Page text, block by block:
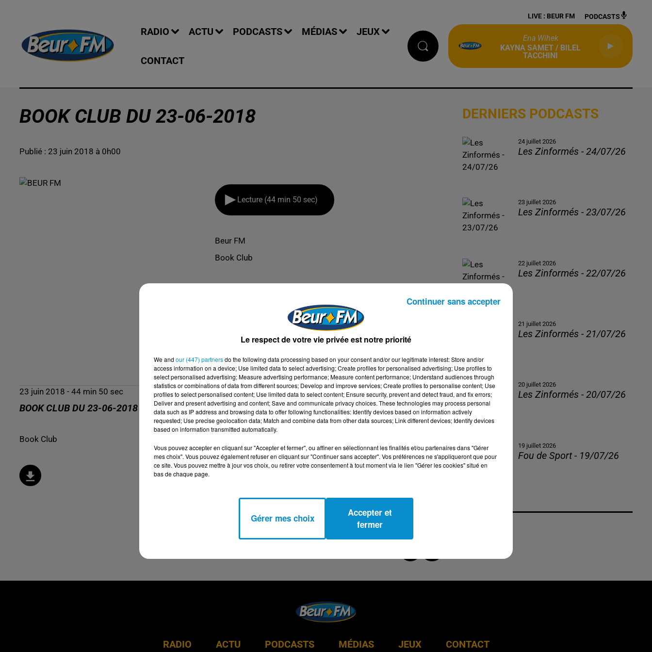
RADIO ACTU PODCASTS MÉDIAS JEUX
CONTACT
LIVE : BEUR FM PODCASTS
Ena Wihek
KAYNA SAMET / BILEL
TACCHINI
BOOK CLUB DU 23-06-2018
Publié : 23 juin 2018 à 0h00
Lecture (44 min 50 sec)
Beur FM
Book Club
23 juin 2018 - 44 min 50 sec
BOOK CLUB DU 23-06-2018
Book Club
DERNIERS PODCASTS
24 juillet 2026
Les Zinformés - 24/07/26
23 juillet 2026
Les Zinformés - 23/07/26
22 juillet 2026
Les Zinformés - 22/07/26
21 juillet 2026
Les Zinformés - 21/07/26
20 juillet 2026
Les Zinformés - 20/07/26
19 juillet 2026
Fou de Sport - 19/07/26
RADIO ACTU PODCASTS MÉDIAS JEUX CONTACT
Le respect de votre vie privée est notre priorité
We and our (447) partnersdo the following data processing based on your consent and/or our legitimate interest: Store and/or
access information on a device; Use limited data to select advertising; Create profiles for personalised advertising; Use profiles to
select personalised advertising; Measure advertising performance; Measure content performance; Understand audiences through
statistics or combinations of data from different sources; Develop and improve services; Create profiles to personalise content; Use
profiles to select personalised content; Use limited data to select content; Ensure security, prevent and detect fraud, and fix errors;
Deliver and present advertising and content; Save and communicate privacy choices. These technologies may process personal
data such as IP address and browsing data to offer following functionalities: Identify devices based on information actively
requested; Use precise geolocation data; Match and combine data from other data sources; Link different devices; Identify devices
based on information transmitted automatically.
Vous pouvez accepter en cliquant sur "Accepter et fermer", ou affiner en sélectionnant les finalités et/ou partenaires dans "Gérer
mes choix". Vous pouvez également refuser en cliquant sur "Continuer sans accepter". Vos préférences ne s'appliqueront que pour
ce site. Vous pouvez mettre à jour vos choix, ou retirer votre consentement à tout moment via le lien "Gérer les cookies" situé en
bas de chaque page.
Gérer mes choix
Accepter et
fermer
Continuer sans accepter